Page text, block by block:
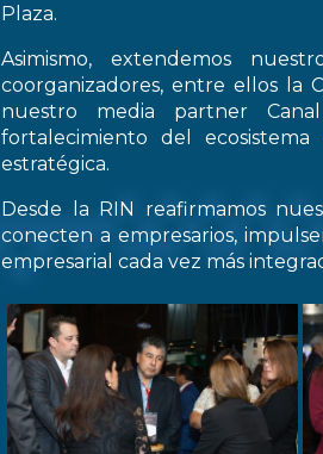
Plaza.
Asimismo, extendemos
coorganizadores, entre ellos la
nuestro media partner
fortalecimiento del
estratégica.
Desde la RIN reafirmamos
conecten a empresarios,
empresarial cada vez más